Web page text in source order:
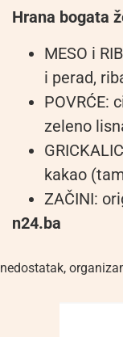
Hrana bogata
MESO i
i perad,
POVRĆE:
zeleno
kakao
ZAČINI:
n24.ba
nedostatak,